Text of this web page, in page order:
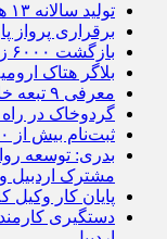
تولید سالانه ۱۳ هزار تن عسل در اردبیل
برقراری پرواز
بازگشت ۶۰۰۰ زائر اربعین به اردبیل
بلاگر هتاک
معرفی ۹ تبعه خارجی غیرمجاز به مراجع قضایی در اردبیل
گردوخاک در راه
ثبت‌نام بیش از ۲۰ هزار زائر اربعین از اردبیل
بدری: توسعه
مشترک اردبیل
پایان کار وکیل
دستگیری